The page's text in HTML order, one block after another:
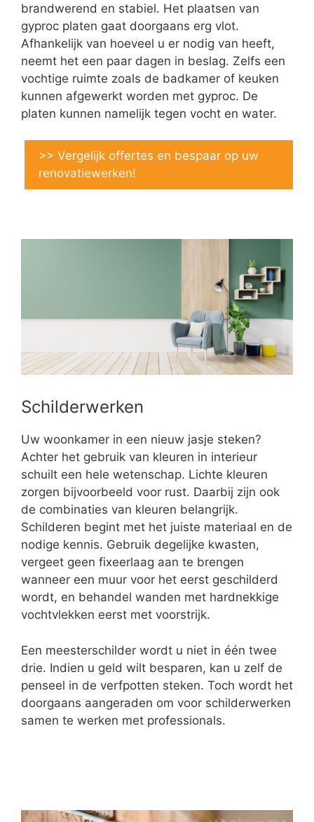
brandwerend en stabiel. Het plaatsen van
gyproc platen gaat doorgaans erg vlot.
Afhankelijk van hoeveel u er nodig van heeft,
neemt het een paar dagen in beslag. Zelfs een
vochtige ruimte zoals de badkamer of keuken
kunnen afgewerkt worden met gyproc. De
platen kunnen namelijk tegen vocht en water.
>> Vergelijk offertes en bespaar op uw
renovatiewerken!
Schilderwerken
Uw woonkamer in een nieuw jasje steken?
Achter het gebruik van kleuren in interieur
schuilt een hele wetenschap. Lichte kleuren
zorgen bijvoorbeeld voor rust. Daarbij zijn ook
de combinaties van kleuren belangrijk.
Schilderen begint met het juiste materiaal en de
nodige kennis. Gebruik degelijke kwasten,
vergeet geen fixeerlaag aan te brengen
wanneer een muur voor het eerst geschilderd
wordt, en behandel wanden met hardnekkige
vochtvlekken eerst met voorstrijk.
Een meesterschilder wordt u niet in één twee
drie. Indien u geld wilt besparen, kan u zelf de
penseel in de verfpotten steken. Toch wordt het
doorgaans aangeraden om voor schilderwerken
samen te werken met professionals.